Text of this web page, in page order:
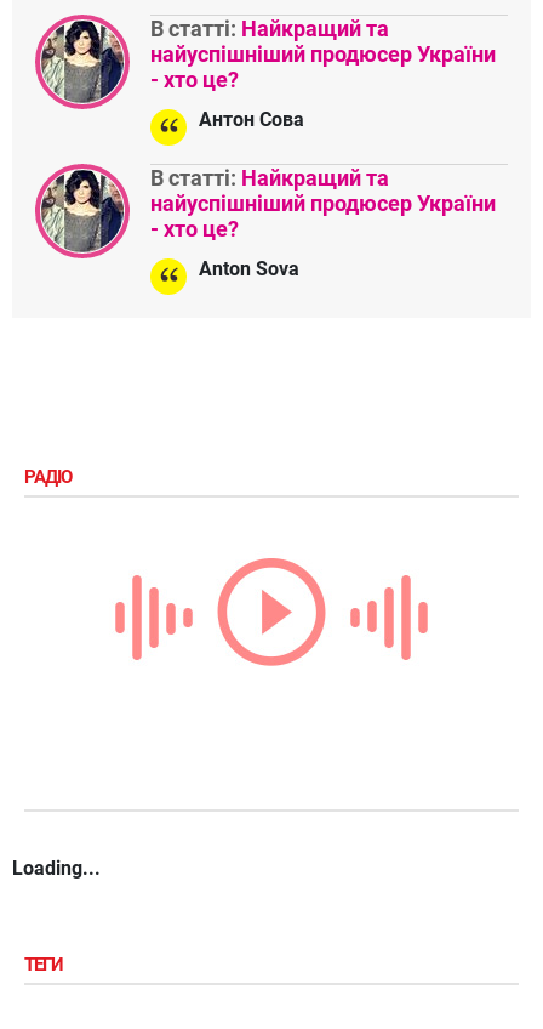
В статті: Найкращий та
найуспішніший продюсер України
- хто це?
Антон Сова
В статті: Найкращий та
найуспішніший продюсер України
- хто це?
Anton Sova
РАДІО
Loading...
ТЕГИ